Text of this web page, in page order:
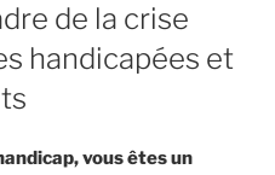
de la crise
handicapées et
vous êtes un